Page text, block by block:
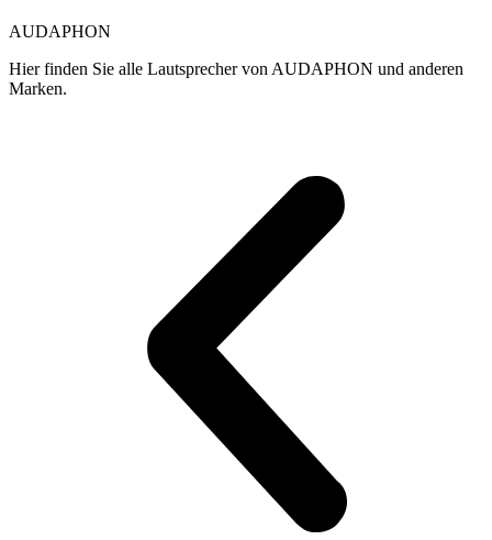
AUDAPHON
Hier finden Sie alle Lautsprecher von AUDAPHON und anderen
Marken.